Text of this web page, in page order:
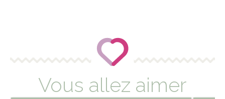
Vous allez aimer